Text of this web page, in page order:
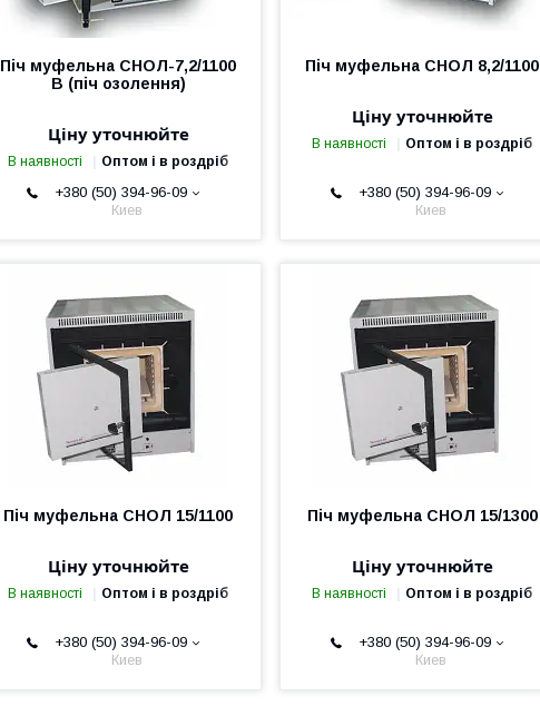
Піч муфельна СНОЛ-7,2/1100
В (піч озолення)
Ціну уточнюйте
В наявності Оптом і в роздріб
+380 (50) 394-96-09
Киев
Піч муфельна СНОЛ 8,2/1100
Ціну уточнюйте
В наявності Оптом і в роздріб
+380 (50) 394-96-09
Киев
Піч муфельна СНОЛ 15/1100
Ціну уточнюйте
В наявності Оптом і в роздріб
+380 (50) 394-96-09
Киев
Піч муфельна СНОЛ 15/1300
Ціну уточнюйте
В наявності Оптом і в роздріб
+380 (50) 394-96-09
Киев